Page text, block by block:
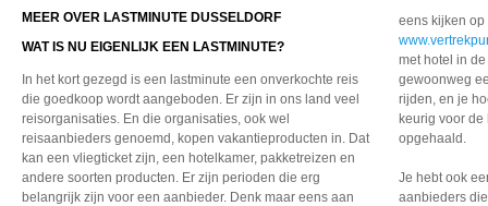
MEER OVER LASTMINUTE DUSSELDORF
WAT IS NU EIGENLIJK EEN LASTMINUTE?
In het kort gezegd is een lastminute een onverkochte reis
die goedkoop wordt aangeboden. Er zijn in ons land veel
reisorganisaties. En die organisaties, ook wel
reisaanbieders genoemd, kopen vakantieproducten in. Dat
kan een vliegticket zijn, een hotelkamer, pakketreizen en
andere soorten producten. Er zijn perioden die erg
belangrijk zijn voor een aanbieder. Denk maar eens aan
eens kijken
met hotel in
gewoonweg
rijden, en je
keurig voor
opgehaald.
Je hebt ook
aanbieders